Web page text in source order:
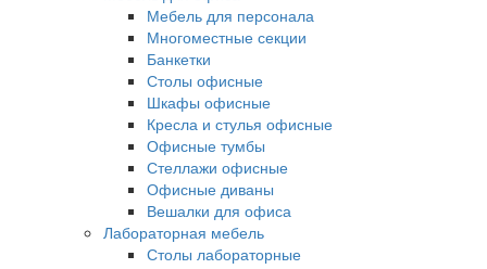
Мебель для персонала
Многоместные секции
Банкетки
Столы офисные
Шкафы офисные
Кресла и стулья офисные
Офисные тумбы
Стеллажи офисные
Офисные диваны
Вешалки для офиса
Лабораторная мебель
Столы лабораторные